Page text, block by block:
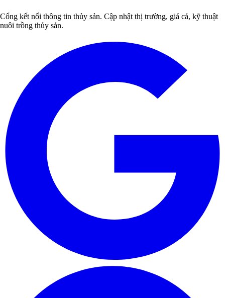
Cổng kết nối thông tin thủy sản. Cập nhật thị trường, giá cả, kỹ thuật
nuôi trồng thủy sản.